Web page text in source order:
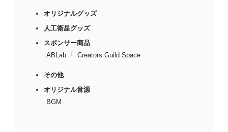
オリジナルグッズ
人工衛星グッズ
スポンサー商品
ABLab
Creators Guild Space
その他
オリジナル音源
BGM